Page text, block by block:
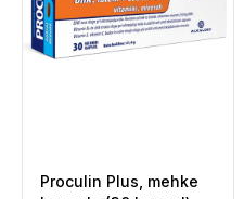
Proculin Plus, mehke